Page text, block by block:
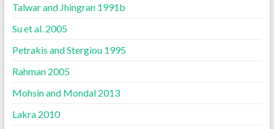
Talwar and Jhingran 1991b
Su et al. 2005
Petrakis and Stergiou 1995
Rahman 2005
Mohsin and Mondal 2013
Lakra 2010